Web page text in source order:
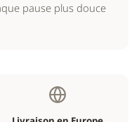
pause plus douce